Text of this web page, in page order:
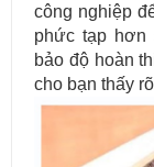
công nghiệp
phức tạp hơn
bảo độ hoàn
cho bạn thấy